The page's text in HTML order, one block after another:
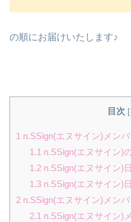
の順にお届けいたします♪
目次 [
1 n.SSign(エヌサイン)メン
1.1 n.SSign(エヌサイン)
1.2n.SSign(エヌサイン)
1.3n.SSign(エヌサイン)
2 n.SSign(エヌサイン)メン
2.1 n.SSign(エヌサイン)